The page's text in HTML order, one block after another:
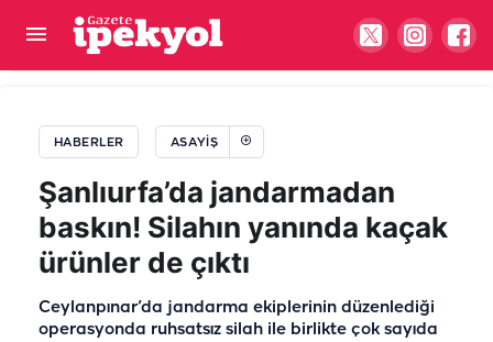
HABERLER ASAYIŞ
Şanlıurfa’da jandarmadan
baskın! Silahın yanında kaçak
ürünler de çıktı
Ceylanpınar’da jandarma ekiplerinin düzenlediği
operasyonda ruhsatsız silah ile birlikte çok sayıda
Böylesi ne görüldü ne duyuldu... Göz göre göre